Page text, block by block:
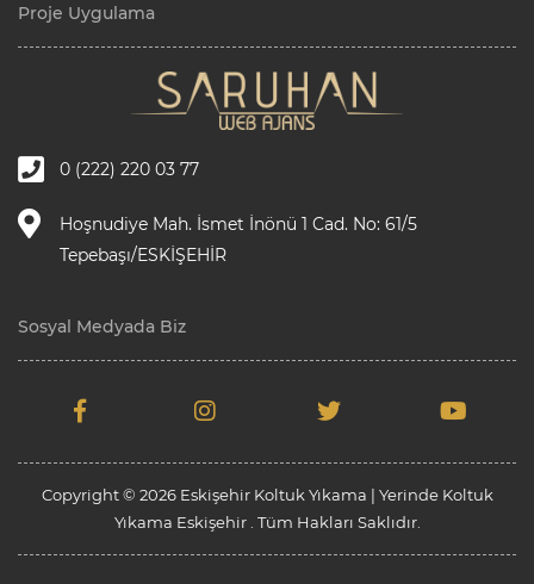
Proje Uygulama
0 (222) 220 03 77
Hoşnudiye Mah. İsmet İnönü 1 Cad. No: 61/5
Tepebaşı/ESKİŞEHİR
Sosyal Medyada Biz
Copyright © 2026 Eskişehir Koltuk Yıkama | Yerinde Koltuk
Yıkama Eskişehir . Tüm Hakları Saklıdır.